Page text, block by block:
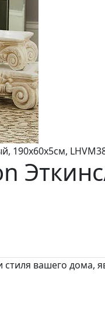
190х60х5см,
вашего